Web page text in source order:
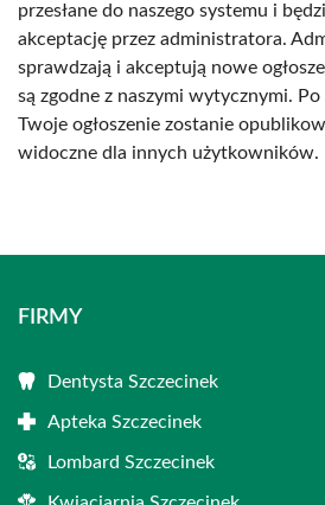
przesłane do naszego systemu i
akceptację przez administratora.
sprawdzają i akceptują nowe
są zgodne z naszymi wytycznymi.
Twoje ogłoszenie zostanie
widoczne dla innych użytkowników.
FIRMY
Dentysta Szczecinek
Apteka Szczecinek
Lombard Szczecinek